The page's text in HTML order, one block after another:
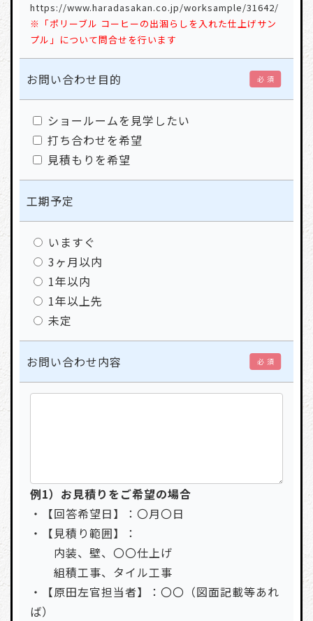
https://www.haradasakan.co.jp/worksample/31642/
※「ポリーブル コーヒーの出涸らしを入れた仕上げサン
プル」について問合せを行います
お問い合わせ目的 必 須
ショールームを見学したい
打ち合わせを希望
見積もりを希望
工期予定
いますぐ
3ヶ月以内
1年以内
1年以上先
未定
お問い合わせ内容 必 須
例1）お見積りをご希望の場合
・【回答希望日】：〇月〇日
・【見積り範囲】：
内装、壁、〇〇仕上げ
組積工事、タイル工事
・【原田左官担当者】：〇〇（図面記載等あれ
ば）